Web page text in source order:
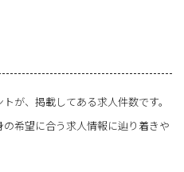
が、掲載してある求人件数です。
希望に合う求人情報に辿り着きや